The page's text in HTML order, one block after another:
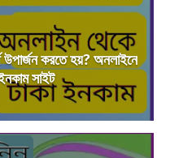
উপার্জন করতে হয়? অনলাইনে
সাইট